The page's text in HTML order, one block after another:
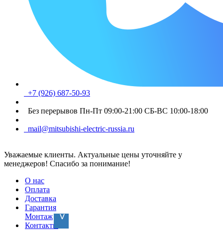
+7 (926) 687-50-93
Без перерывов Пн-Пт 09:00-21:00 СБ-ВС 10:00-18:00
mail@mitsubishi-electric-russia.ru
Уважаемые клиенты. Актуальные цены уточняйте у
менеджеров! Спасибо за понимание!
О нас
Оплата
Доставка
Гарантия
Монтаж
Контакты